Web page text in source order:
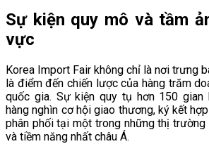
Sự kiện quy mô và tầm
vực
Korea Import Fair không chỉ là nơi trưng
là điểm đến chiến lược của hàng trăm
quốc gia. Sự kiện quy tụ hơn 150 gian
hàng nghìn cơ hội giao thương, ký kết
phân phối tại một trong những thị
và tiềm năng nhất châu Á.